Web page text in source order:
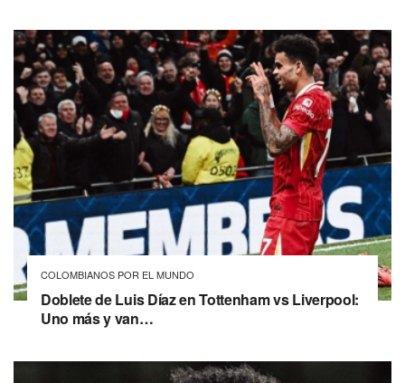
COLOMBIANOS POR EL MUNDO
Doblete de Luis Díaz en Tottenham vs Liverpool:
Uno más y van…